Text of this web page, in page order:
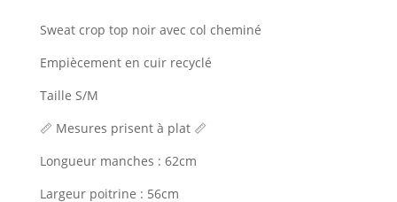
Sweat crop top noir avec col cheminé
Empiècement en cuir recyclé
Taille S/M
📏 Mesures prisent à plat 📏
Longueur manches : 62cm
Largeur poitrine : 56cm